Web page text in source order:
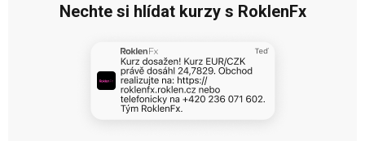
Nechte si hlídat kurzy s RoklenFx